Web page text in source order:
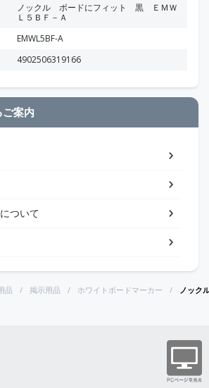
ノックル ボードにフィット 黒 ＥＭＷ
Ｌ５ＢＦ－Ａ
EMWL5BF-A
4902506319166
案内
ついて
品 掲示用品 ホワイトボードマーカー ノック